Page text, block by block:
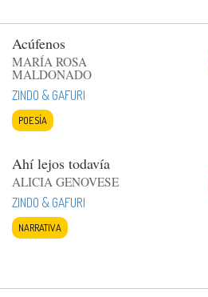
Acúfenos
MARÍA ROSA
MALDONADO
ZINDO & GAFURI
POESÍA
Ahí lejos todavía
ALICIA GENOVESE
ZINDO & GAFURI
NARRATIVA